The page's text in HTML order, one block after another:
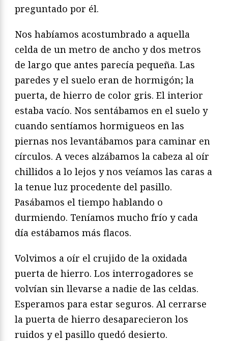
preguntado por él.
Nos habíamos acostumbrado a aquella
celda de un metro de ancho y dos metros
de largo que antes parecía pequeña. Las
paredes y el suelo eran de hormigón; la
puerta, de hierro de color gris. El interior
estaba vacío. Nos sentábamos en el suelo y
cuando sentíamos hormigueos en las
piernas nos levantábamos para caminar en
círculos. A veces alzábamos la cabeza al oír
chillidos a lo lejos y nos veíamos las caras a
la tenue luz procedente del pasillo.
Pasábamos el tiempo hablando o
durmiendo. Teníamos mucho frío y cada
día estábamos más flacos.
Volvimos a oír el crujido de la oxidada
puerta de hierro. Los interrogadores se
volvían sin llevarse a nadie de las celdas.
Esperamos para estar seguros. Al cerrarse
la puerta de hierro desaparecieron los
ruidos y el pasillo quedó desierto.